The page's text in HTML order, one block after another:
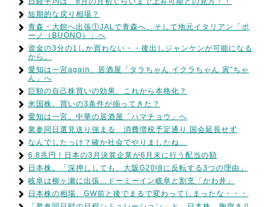
短期的な戻り相場？
青森・大館へ出張①JALで青森へ、そして地元イタリアン「ボ
ーノ（BUONO）」へ
資金の3分の1しか買わない・・後出しジャンケンが可能になる
から。
愛知は一宮again、居酒屋「タラちゃん イクラちゃん 寅”ちゃ
ん」へ
巨額の自己株買いの効果、これから本格化？
米国株、買いの3条件が揃ってきた？
愛知は一宮。中華の居酒屋「ハマチョウ」へ
衆参同日選見送り強まる 消費増税予定通り 国会延長せず
なんでしたっけ？確か社会でやりましたね…
6.8兆円！日本の3月決算企業が6月末に行う配当の額
日本株。「深押ししても、大阪G20頃に反転する3つの理由」
岐阜は柳ヶ瀬に出張…ドーミーイン岐阜と割烹「かわ井」
日本株の相場、GW前と後でまるで変わってしまったな・・・